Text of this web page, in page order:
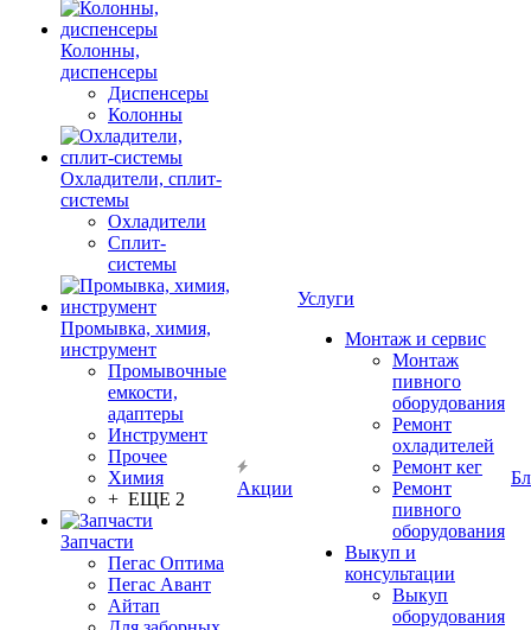
Колонны,
диспенсеры
Диспенсеры
Колонны
Охладители, сплит-
системы
Охладители
Сплит-
системы
Промывка, химия,
инструмент
Промывочные
емкости,
адаптеры
Инструмент
Прочее
Химия
+ ЕЩЕ 2
Запчасти
Пегас Оптима
Пегас Авант
Айтап
Акции
Услуги
Монтаж и сервис
Монтаж
пивного
оборудования
Ремонт
охладителей
Ремонт кег
Ремонт
пивного
оборудования
Выкуп и
консультации
Выкуп
оборудования